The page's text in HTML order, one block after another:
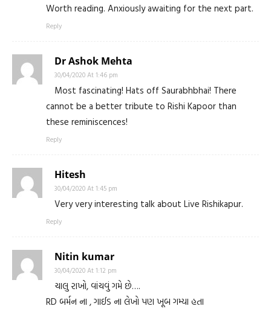
Worth reading. Anxiously awaiting for the next part.
Reply
Dr Ashok Mehta
30/04/2020 At 1:46 pm
Most fascinating! Hats off Saurabhbhai! There
cannot be a better tribute to Rishi Kapoor than
these reminiscences!
Reply
Hitesh
30/04/2020 At 1:45 pm
Very very interesting talk about Live Rishikapur.
Reply
Nitin kumar
30/04/2020 At 1:12 pm
ચાલુ રાખો, વાંચવું ગમે છે….
RD બર્મન ના , ગાઈડ ના લેખો પણ ખૂબ ગમ્યા હતા